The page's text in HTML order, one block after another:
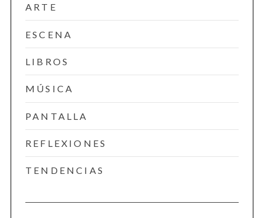
ARTE
ESCENA
LIBROS
MÚSICA
PANTALLA
REFLEXIONES
TENDENCIAS
o
r
: